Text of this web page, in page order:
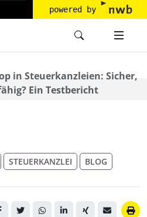
powered by
in Steuerkanzleien: Sicher,
Ein Testbericht
STEUERKANZLEI BLOG